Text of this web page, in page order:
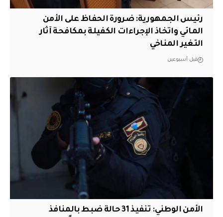
رئيس الجمهورية: ضرورة الحفاظ على الأمن
المائي واتخاذ الإجراءات الكفيلة بمكافحة آثار
التغير المناخي
قبل أسبوعين
الأمن الوطني: تنفيذ 31 حالة ضبط بالمنافذ